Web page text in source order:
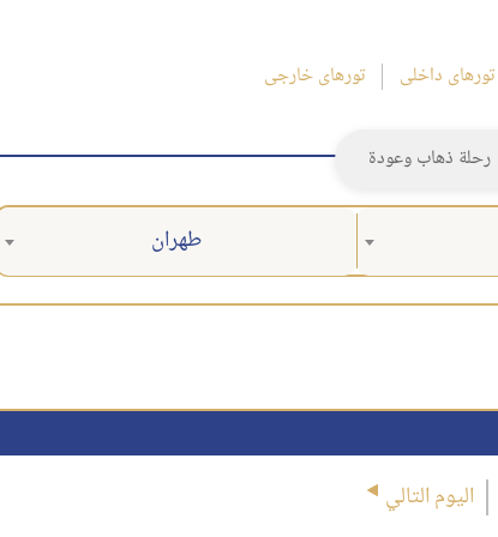
تورهای داخلی تورهای خارجی
رحلة ذهاب وعودة
طهران
اليوم التالي